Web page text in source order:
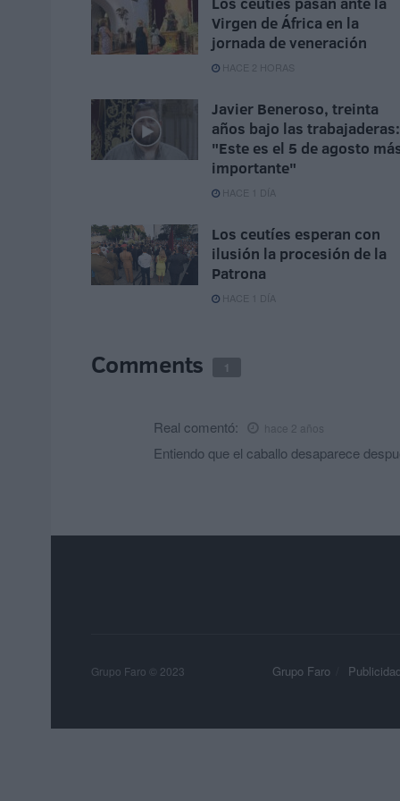
Virgen de África en la
jornada de veneración
HACE 2 HORAS
Javier Beneroso, treinta
años bajo las trabajaderas:
"Este es el 5 de agosto
importante"
HACE 1 DÍA
Los ceutíes esperan con
ilusión la procesión de la
Patrona
HACE 1 DÍA
Comments 1
Real comentó: hace 2 años
Entiendo que el caballo desaparece
Grupo Faro Publicidad
Grupo Faro © 2023